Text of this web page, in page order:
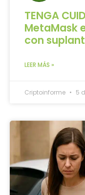
TENGA
MetaMask
con
LEER MÁS »
Criptoinforme 5